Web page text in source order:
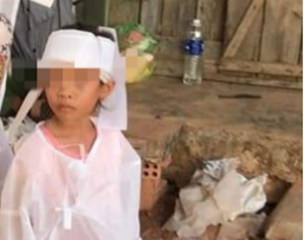
- BTTTT cấp ngày 24.3.2020
về Báo Thanh Niên. Cấm sao
không có sự chấp thuận bằng văn
JSC.